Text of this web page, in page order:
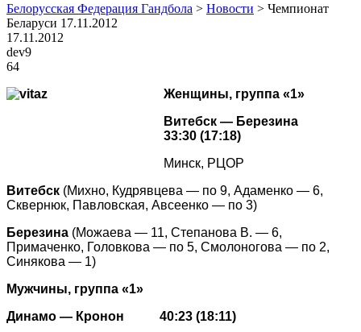
Белорусская Федерация Гандбола > Новости > Чемпионат
Беларуси 17.11.2012
17.11.2012
dev9
64
Женщины, группа «1»
Витебск — Березина
33:30 (17:18)
Минск, РЦОР
Витебск (Михно, Кудрявцева — по 9, Адаменко — 6,
Сквернюк, Павловская, Авсеенко — по 3)
Березина (Можаева — 11, Степанова В. — 6,
Примаченко, Головкова — по 5, Смолоногова — по 2,
Синякова — 1)
Мужчины, группа «1»
Динамо — Кронон 40:23 (18:11)